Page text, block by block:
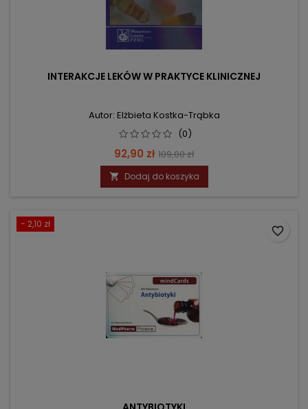
INTERAKCJE LEKÓW W PRAKTYCE KLINICZNEJ
Autor: Elżbieta Kostka-Trąbka
(0)
Cena
92,90 zł Cena
podstawowa
109,00 zł
 Dodaj do koszyka
- 2,10 zł
favorite_border